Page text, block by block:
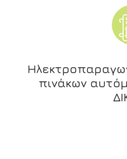
πινάκων